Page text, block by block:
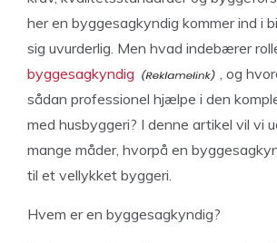
her en byggesagkyndig kommer ind i
sig uvurderlig. Men hvad indebærer
byggesagkyndig
, og
sådan professionel hjælpe i den
med husbyggeri? I denne artikel vil vi
mange måder, hvorpå en
til et vellykket byggeri.
Hvem er en byggesagkyndig?